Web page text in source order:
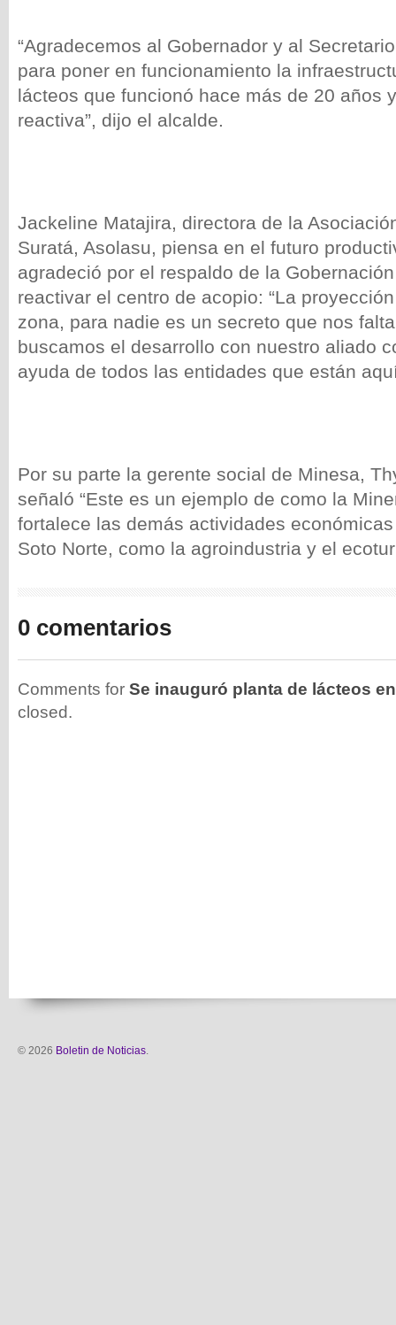
“Agradecemos al Gobernador y al
para poner en funcionamiento la
lácteos que funcionó hace más de 20 años
reactiva”, dijo el alcalde.
Jackeline Matajira, directora de la
Suratá, Asolasu, piensa en el futuro
agradeció por el respaldo de la
reactivar el centro de acopio: “La
zona, para nadie es un secreto que nos
buscamos el desarrollo con nuestro aliado
ayuda de todos las entidades que están
Por su parte la gerente social de Minesa,
señaló “Este es un ejemplo de como la
fortalece las demás actividades
Soto Norte, como la agroindustria y el
0 comentarios
Comments for Se inauguró planta de lácteos
closed.
© 2026 Boletin de Noticias.